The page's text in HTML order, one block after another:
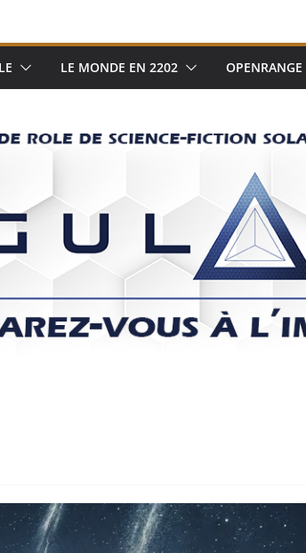
LE MONDE EN 2202 OPENRANGE